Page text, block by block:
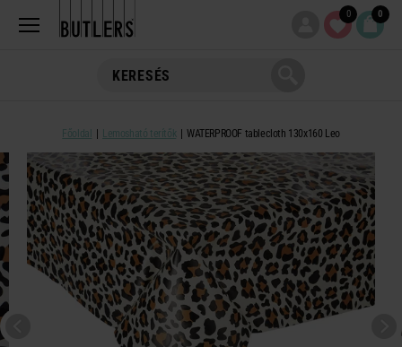
0 0
Főoldal Lemosható terítők WATERPROOF tablecloth 130x160 Leo